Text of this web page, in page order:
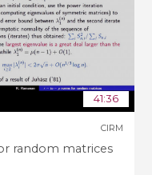
41:36
random matrices
CIRM